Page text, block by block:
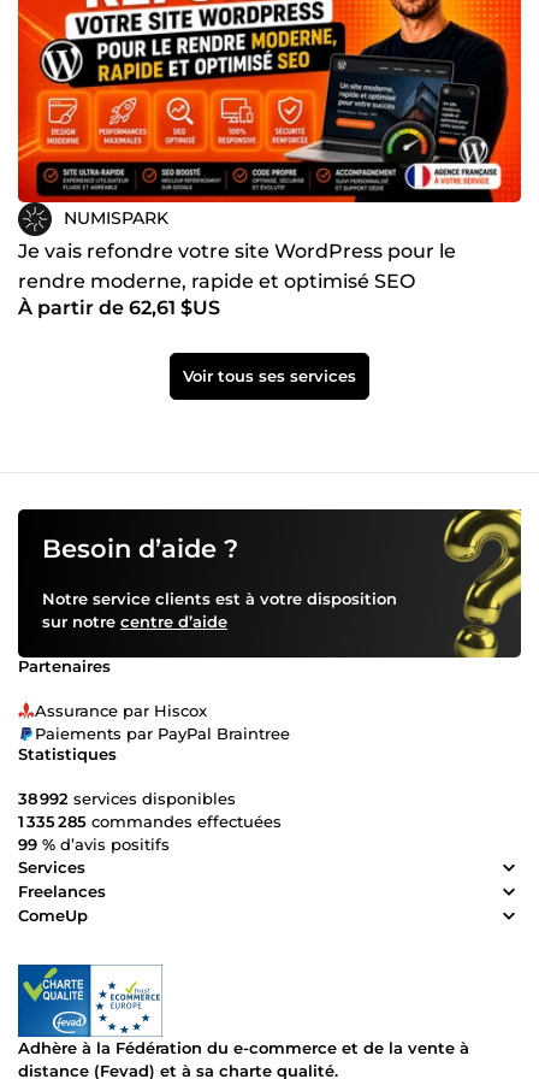
accélèrent la croissance de nos clients. Nous croyons qu’un
excellent produit digital repose sur l’équilibre entre :
Technologie Design Performance Business C’est cette
approche qui guide chacun de nos projets. Besoin d’un
partenaire digital fiable ? Vous recherchez : Une agence
web Un développeur web expert Une équipe capable de
créer votre application web Un partenaire technique long
terme Vous êtes au bon endroit. Numispark est prêt à
transformer votre vision en solution digitale concrète.
Contactez-nous sur ComeUp et parlons de votre projet.
NUMISPARK
Je vais refondre votre site WordPress pour le
rendre moderne, rapide et optimisé SEO
À partir de 62,61 $US
Voir tous ses services
Besoin d’aide ?
Notre service clients est à votre disposition
sur notre centre d’aide
Partenaires
Assurance par Hiscox
Paiements par PayPal Braintree
Statistiques
38 992 services disponibles
1 335 285 commandes effectuées
99 % d’avis positifs
Services
Freelances
ComeUp
Adhère à la Fédération du e-commerce et de la vente à
distance (Fevad) et à sa charte qualité.